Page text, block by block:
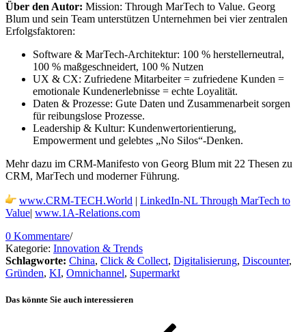
Über den Autor: Mission: Through MarTech to Value. Georg
Blum und sein Team unterstützen Unternehmen bei vier zentralen
Erfolgsfaktoren:
Software & MarTech-Architektur: 100 % herstellerneutral,
100 % maßgeschneidert, 100 % Nutzen
UX & CX: Zufriedene Mitarbeiter = zufriedene Kunden =
emotionale Kundenerlebnisse = echte Loyalität.
Daten & Prozesse: Gute Daten und Zusammenarbeit sorgen
für reibungslose Prozesse.
Leadership & Kultur: Kundenwertorientierung,
Empowerment und gelebtes „No Silos“-Denken.
Mehr dazu im CRM-Manifesto von Georg Blum mit 22 Thesen zu
CRM, MarTech und moderner Führung.
www.CRM-TECH.World | LinkedIn-NL Through MarTech to
Value| www.1A-Relations.com
0 Kommentare/
Kategorie: Innovation & Trends
Schlagworte: China, Click & Collect, Digitalisierung, Discounter,
Gründen, KI, Omnichannel, Supermarkt
Das könnte Sie auch interessieren